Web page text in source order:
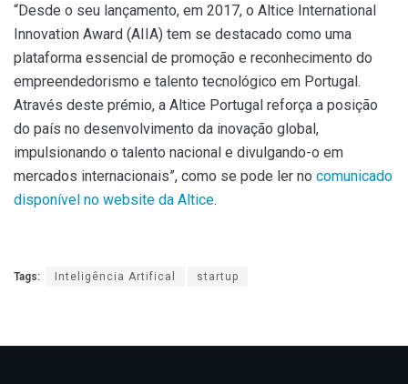
“Desde o seu lançamento, em 2017, o Altice International
Innovation Award (AIIA) tem se destacado como uma
plataforma essencial de promoção e reconhecimento do
empreendedorismo e talento tecnológico em Portugal.
Através deste prémio, a Altice Portugal reforça a posição
do país no desenvolvimento da inovação global,
impulsionando o talento nacional e divulgando-o em
mercados internacionais”, como se pode ler no comunicado
disponível no website da Altice.
Tags: Inteligência Artifical startup